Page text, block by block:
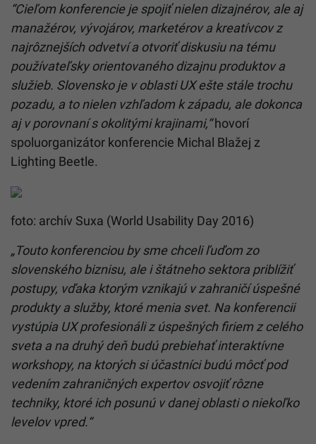
“Cieľom konferencie je spojiť nielen dizajnérov, ale aj
manažérov, vývojárov, marketérov a kreatívcov z
najrôznejších odvetví a otvoriť diskusiu na tému
používateľsky orientovaného dizajnu produktov a
služieb. Slovensko je v oblasti UX ešte stále trochu
pozadu, a to nielen vzhľadom k západu, ale dokonca
aj v porovnaní s okolitými krajinami,“hovorí
spoluorganizátor konferencie Michal Blažej z
Lighting Beetle.
foto: archív Suxa (World Usability Day 2016)
„Touto konferenciou by sme chceli ľuďom zo
slovenského biznisu, ale i štátneho sektora priblížiť
postupy, vďaka ktorým vznikajú v zahraničí úspešné
produkty a služby, ktoré menia svet. Na konferencii
vystúpia UX profesionáli z úspešných firiem z celého
sveta a na druhý deň budú prebiehať interaktívne
workshopy, na ktorých si účastníci budú môcť pod
vedením zahraničných expertov osvojiť rôzne
techniky, ktoré ich posunú v danej oblasti o niekoľko
levelov vpred.“